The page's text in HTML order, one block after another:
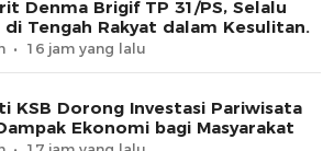
Denma Brigif TP 31/PS, Selalu
di Tengah Rakyat dalam Kesulitan.
16 jam yang lalu
KSB Dorong Investasi Pariwisata
Ekonomi bagi Masyarakat